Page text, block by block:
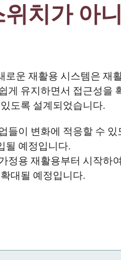
위치가 아
로운 재활용 시스템은 재
게 유지하면서 접근성을
도록 설계되었습니다.
들이 변화에 적응할 수
될 예정입니다.
정용 재활용부터 시작하
대될 예정입니다.